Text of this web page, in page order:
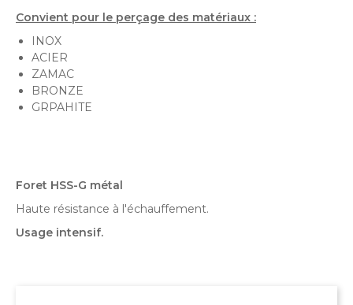
Convient pour le perçage des matériaux :
INOX
ACIER
ZAMAC
BRONZE
GRPAHITE
Foret HSS-G métal
Haute résistance à l'échauffement.
Usage intensif.